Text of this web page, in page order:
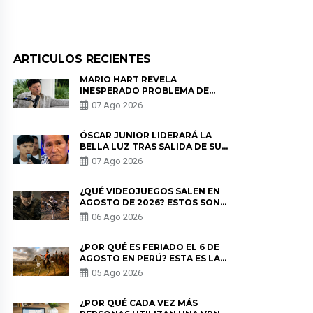
ARTICULOS RECIENTES
MARIO HART REVELA
INESPERADO PROBLEMA DE
SALUD ANTES DE SEPARARSE DE
KORINA: “ME ENCONTRARON UN
07 Ago 2026
ÓSCAR JUNIOR LIDERARÁ LA
BELLA LUZ TRAS SALIDA DE SU
PADRE POR POLÉMICA CON
NALDY SALDAÑA
07 Ago 2026
¿QUÉ VIDEOJUEGOS SALEN EN
AGOSTO DE 2026? ESTOS SON
LOS ESTRENOS MÁS ESPERADOS
06 Ago 2026
¿POR QUÉ ES FERIADO EL 6 DE
AGOSTO EN PERÚ? ESTA ES LA
HISTORIA
05 Ago 2026
¿POR QUÉ CADA VEZ MÁS